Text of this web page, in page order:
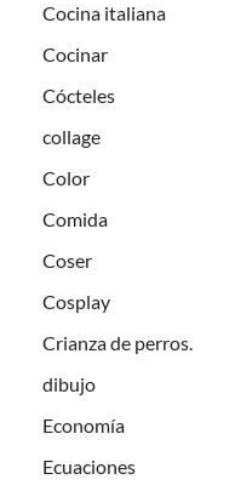
Cocina italiana
Cocinar
Cócteles
collage
Color
Comida
Coser
Cosplay
Crianza de perros.
dibujo
Economía
Ecuaciones